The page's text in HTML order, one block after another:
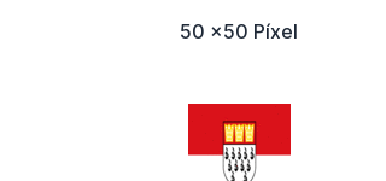
50 x50 Píxel